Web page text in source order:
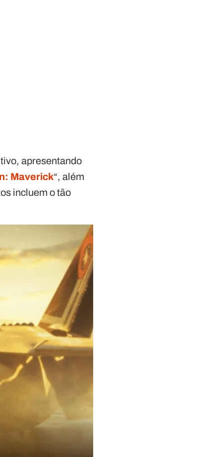
apresentando
Maverick“, além
incluem o tão